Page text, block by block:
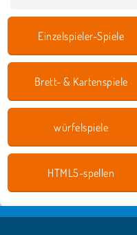
Einzelspieler-Spiele
Brett- & Kartenspiele
würfelspiele
HTML5-spellen